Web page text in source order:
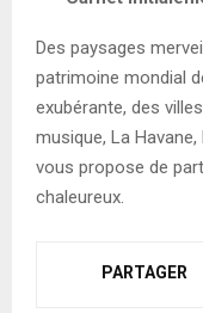
Des paysages
patrimoine mondial
exubérante, des
musique, La Havane,
vous propose de
chaleureux.
PARTAGER